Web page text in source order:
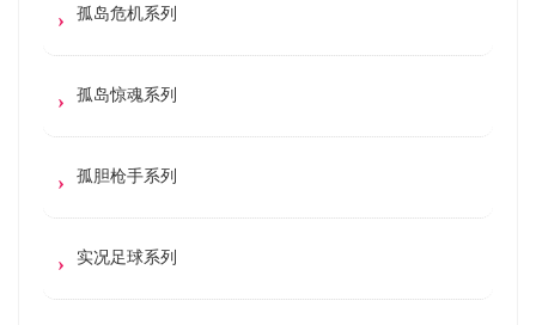
孤岛危机系列
孤岛惊魂系列
孤胆枪手系列
实况足球系列